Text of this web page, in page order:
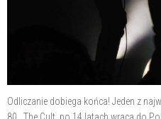
Odliczanie dobiega końca! Jeden z